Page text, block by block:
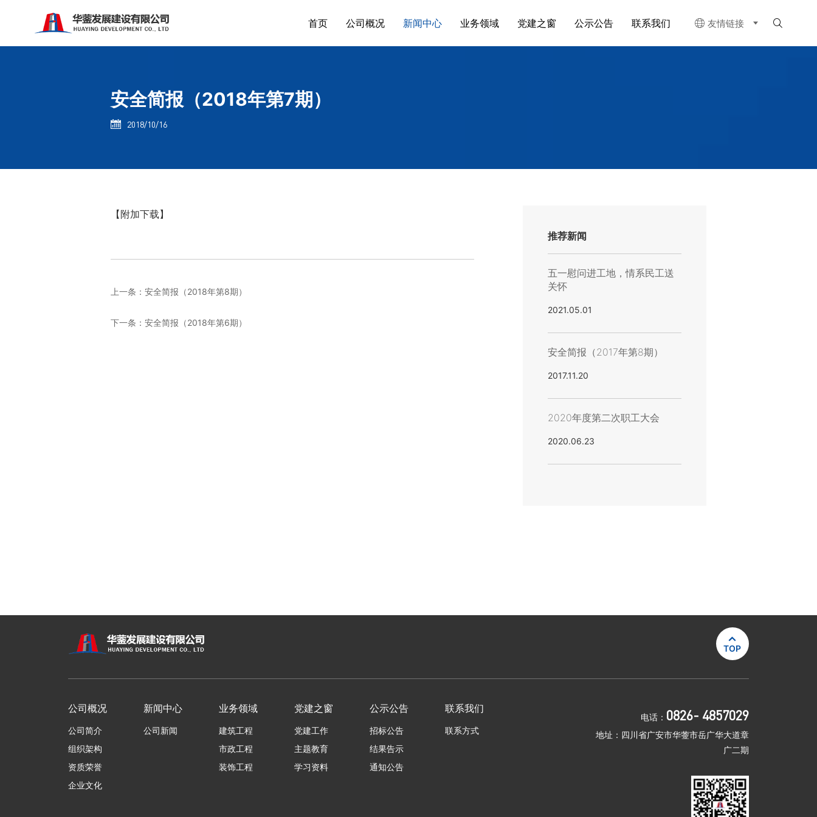
首页 公司概况 新闻中心 业务领域 党建之窗 公示公告 联系我们  友情链接 
安全简报（2018年第7期）
 2018/10/16
【附加下载】
上一条：安全简报（2018年第8期）
下一条：安全简报（2018年第6期）
推荐新闻
五一慰问进工地，情系民工送
关怀
2021.05.01
安全简报（2017年第8期）
2017.11.20
2020年度第二次职工大会
2020.06.23

TOP
公司概况
公司简介
组织架构
资质荣誉
企业文化
新闻中心
公司新闻
业务领域
建筑工程
市政工程
装饰工程
党建之窗
党建工作
主题教育
学习资料
公示公告
招标公告
结果告示
通知公告
联系我们
联系方式
电话： 0826- 4857029
地址：四川省广安市华蓥市岳广华大道章
广二期